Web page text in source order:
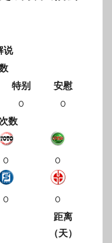
说
特别
安慰
0
0
数
0 0
0
0
距离
（天）